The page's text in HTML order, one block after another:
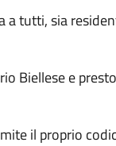
a tutti, sia
Biellese e
il proprio